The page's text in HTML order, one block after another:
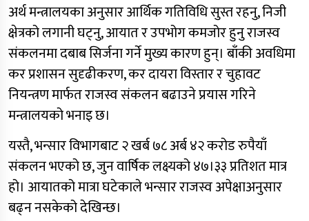
अर्थ मन्त्रालयका अनुसार आर्थिक गतिविधि सुस्त रहनु, निजी
क्षेत्रको लगानी घट्नु, आयात र उपभोग कमजोर हुनु राजस्व
संकलनमा दबाब सिर्जना गर्ने मुख्य कारण हुन्। बाँकी अवधिमा
कर प्रशासन सुदृढीकरण, कर दायरा विस्तार र चुहावट
नियन्त्रण मार्फत राजस्व संकलन बढाउने प्रयास गरिने
मन्त्रालयको भनाइ छ।
यस्तै, भन्सार विभागबाट २ खर्ब ७८ अर्ब ४२ करोड रुपैयाँ
संकलन भएको छ, जुन वार्षिक लक्ष्यको ४७।३३ प्रतिशत मात्र
हो। आयातको मात्रा घटेकाले भन्सार राजस्व अपेक्षाअनुसार
बढ्न नसकेको देखिन्छ।